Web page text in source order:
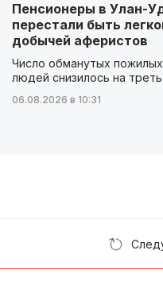
Пенсионеры в Улан-
перестали быть
добычей аферистов
Число обманутых пожилых
людей снизилось на треть
06.08.2026 в 10:31